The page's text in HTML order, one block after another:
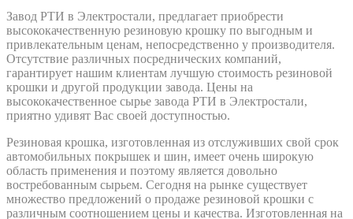
Завод РТИ в Электростали, предлагает приобрести
высококачественную резиновую крошку по выгодным и
привлекательным ценам, непосредственно у производителя.
Отсутствие различных посреднических компаний,
гарантирует нашим клиентам лучшую стоимость резиновой
крошки и другой продукции завода. Цены на
высококачественное сырье завода РТИ в Электростали,
приятно удивят Вас своей доступностью.
Резиновая крошка, изготовленная из отслуживших свой срок
автомобильных покрышек и шин, имеет очень широкую
область применения и поэтому является довольно
востребованным сырьем. Сегодня на рынке существует
множество предложений о продаже резиновой крошки с
различным соотношением цены и качества. Изготовленная на